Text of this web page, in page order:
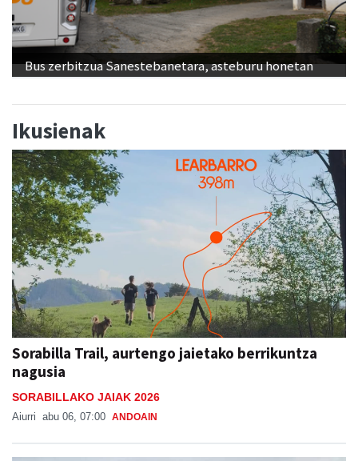
Bus zerbitzua Sanestebanetara, asteburu honetan
Ikusienak
Sorabilla Trail, aurtengo jaietako berrikuntza
nagusia
SORABILLAKO JAIAK 2026
Aiurri abu 06, 07:00 ANDOAIN